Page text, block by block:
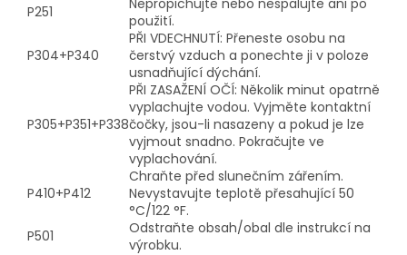
P251
použití.
P304+P340
PŘI VDECHNUTÍ: Přeneste osobu na
čerstvý vzduch a ponechte ji v poloze
usnadňující dýchání.
P305+P351+P338
PŘI ZASAŽENÍ OČÍ: Několik minut opatrně
vyplachujte vodou. Vyjměte kontaktní
čočky, jsou-li nasazeny a pokud je lze
vyjmout snadno. Pokračujte ve
vyplachování.
P410+P412
Chraňte před slunečním zářením.
Nevystavujte teplotě přesahující 50
°C/122 °F.
P501
Odstraňte obsah/obal dle instrukcí na
výrobku.